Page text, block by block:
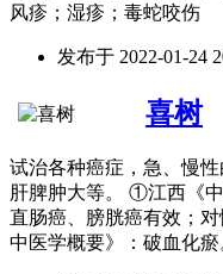
风疹；湿疹；毒蛇咬伤
发布于 2022-01-24
喜树
试治各种癌症，急、慢
肝脾肿大等。 ①江西《
直肠癌、膀胱癌有效；
中医学概要》：破血化